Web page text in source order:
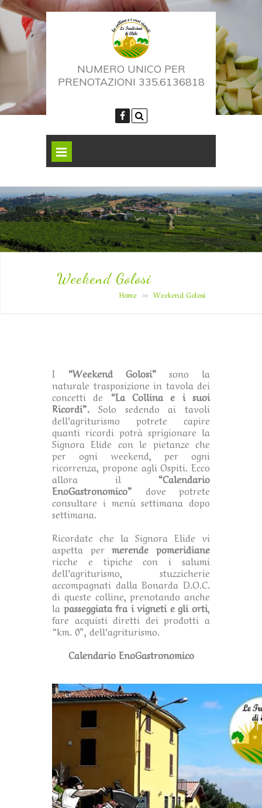
NUMERO UNICO PER
PRENOTAZIONI 335.6136818
Weekend Golosi
Home >> Weekend Golosi
I “Weekend Golosi”sono la
naturale trasposizione in tavola dei
concetti de “La Collina e i suoi
Ricordi”. Solo sedendo ai tavoli
dell’agriturismo potrete capire
quanti ricordi potrà sprigionare la
Signora Elide con le pietanze che
per ogni weekend, per ogni
ricorrenza, propone agli Ospiti. Ecco
allora il “Calendario
EnoGastronomico” dove potrete
consultare i menù settimana dopo
settimana.
Ricordate che la Signora Elide vi
aspetta permerende pomeridiane
ricche e tipiche con i salumi
dell’agriturismo, stuzzicherie
accompagnati dalla Bonarda D.O.C.
di queste colline, prenotando anche
la passeggiata fra i vigneti e gli orti,
fare acquisti diretti dei prodotti a
“km. 0”, dell’agriturismo.
Calendario EnoGastronomico